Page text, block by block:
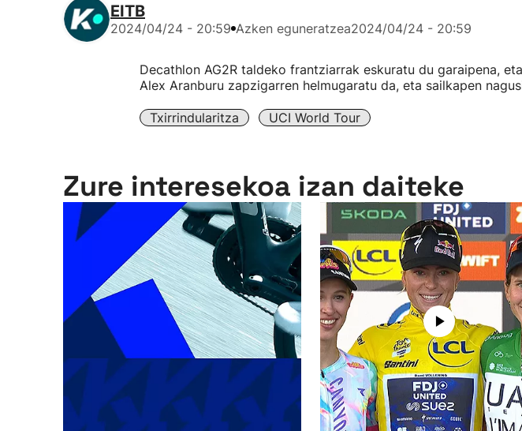
EITB
2024/04/24 - 20:59 Azken eguneratzea2024/04/24 - 20:59
Decathlon AG2R taldeko frantziarrak eskuratu du garaipena,
Alex Aranburu zapzigarren helmugaratu da, eta sailkapen
Txirrindularitza UCI World Tour
Zure interesekoa izan daiteke